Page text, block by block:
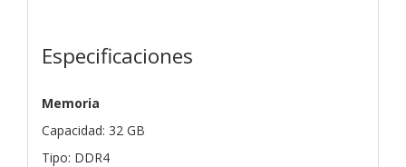
Especificaciones
Memoria
Capacidad: 32 GB
Tipo: DDR4